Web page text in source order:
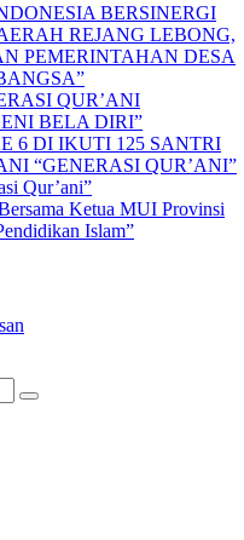
BERSINERGI
REJANG LEBONG,
PEMERINTAHAN DESA
QUR’ANI
BELA DIRI”
6 DI IKUTI 125 SANTRI
“GENERASI QUR’ANI”
Qur’ani”
Ketua MUI Provinsi
Islam”